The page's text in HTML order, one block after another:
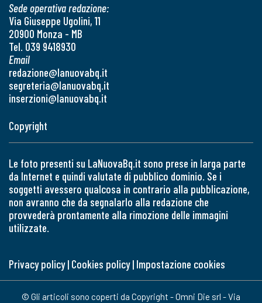
Sede operativa redazione:
Via Giuseppe Ugolini, 11
20900 Monza - MB
Tel. 039 9418930
Email
redazione@lanuovabq.it
segreteria@lanuovabq.it
inserzioni@lanuovabq.it
Copyright
Le foto presenti su LaNuovaBq.it sono prese in larga parte
da Internet e quindi valutate di pubblico dominio. Se i
soggetti avessero qualcosa in contrario alla pubblicazione,
non avranno che da segnalarlo alla redazione che
provvederà prontamente alla rimozione delle immagini
utilizzate.
Privacy policy| Cookies policy| Impostazione cookies
© Gli articoli sono coperti da Copyright - Omni Die srl - Via